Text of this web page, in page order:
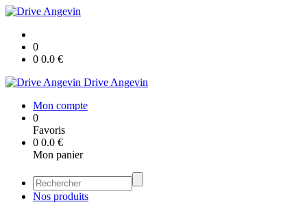
0
0 0.0 €
Drive Angevin
Mon compte
0
Favoris
0 0.0 €
Mon panier
Nos produits